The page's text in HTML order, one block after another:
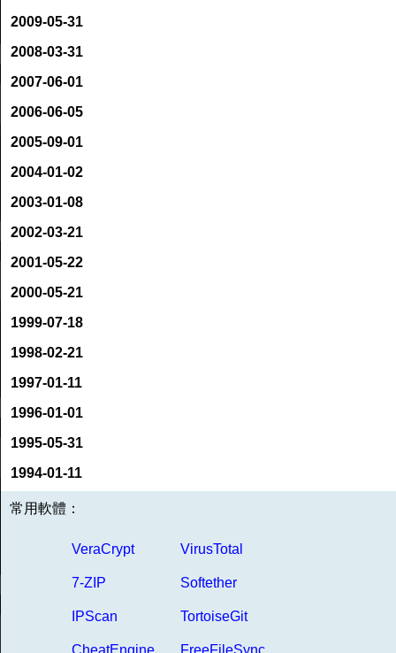
2009-05-31
2008-03-31
2007-06-01
2006-06-05
2005-09-01
2004-01-02
2003-01-08
2002-03-21
2001-05-22
2000-05-21
1999-07-18
1998-02-21
1997-01-11
1996-01-01
1995-05-31
1994-01-11
常用軟體：
VeraCrypt VirusTotal
7-ZIP Softether
IPScan TortoiseGit
CheatEngine FreeFileSync